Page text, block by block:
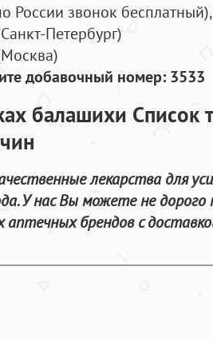
России звонок бесплатный),
Санкт-Петербург)
Москва)
добавочный номер: 3533
балашихи Список
лекарства для
У нас Вы можете не
брендов с